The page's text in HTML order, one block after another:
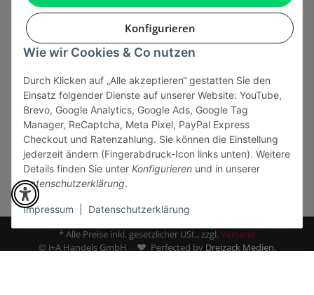
Konfigurieren
Wie wir Cookies & Co nutzen
Durch Klicken auf „Alle akzeptieren“ gestatten Sie den
Einsatz folgender Dienste auf unserer Website: YouTube,
Brevo, Google Analytics, Google Ads, Google Tag
Manager, ReCaptcha, Meta Pixel, PayPal Express
Checkout und Ratenzahlung. Sie können die Einstellung
jederzeit ändern (Fingerabdruck-Icon links unten). Weitere
Details finden Sie unter Konfigurieren und in unserer
Datenschutzerklärung.
Impressum Datenschutzerklärung
Sicher bezahlen via:
* Alle Preise inkl. gesetzlicher USt., zzgl.Versand
© J+A Handels GmbH
Perfected by Dreizack Medien.